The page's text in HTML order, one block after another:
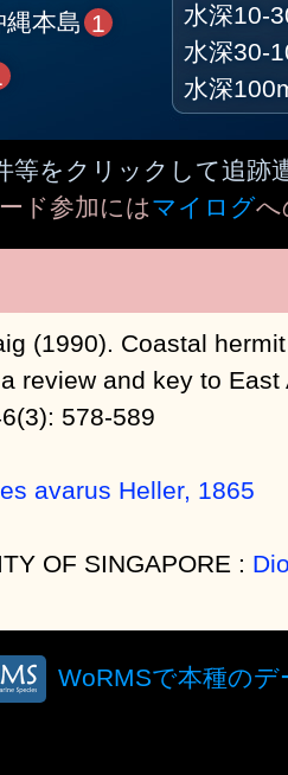
縄本島 1
水深10-
水深30-
水深
等をクリックして追跡
ド参加にはマイログへ
(1990). Coastal
review and key to
578-589
avarus Heller, 1865
OF SINGAPORE :
WoRMSで本種の